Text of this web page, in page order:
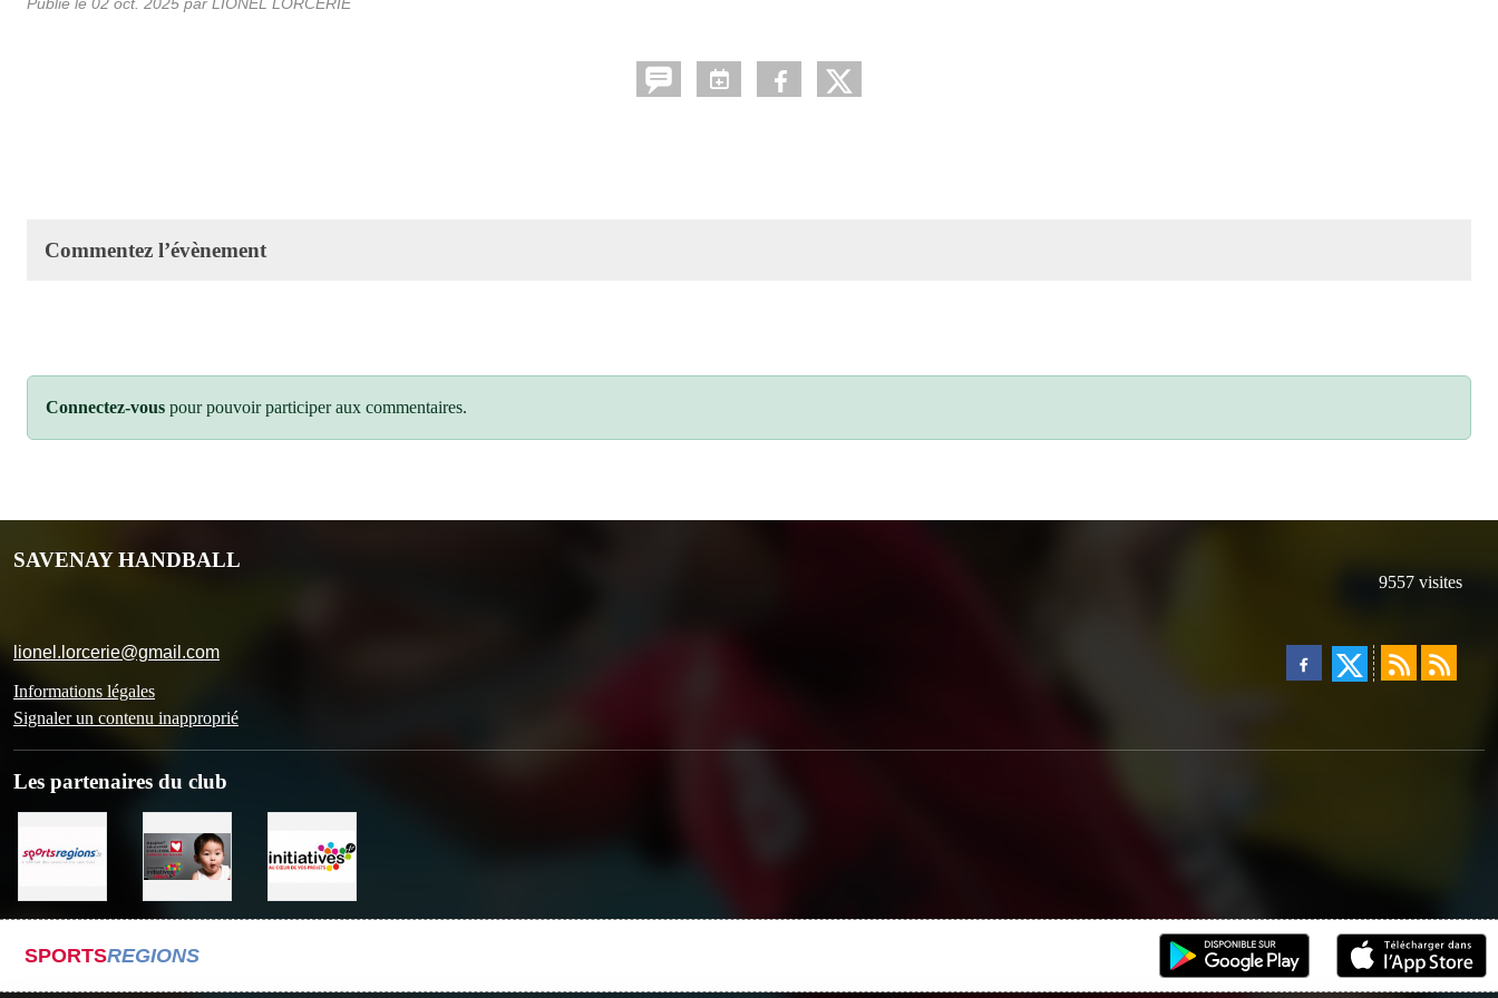
Commentez l’évènement
Connectez-vous pour pouvoir participer aux commentaires.
SAVENAY HANDBALL
lionel.lorcerie@gmail.com
Informations légales
Signaler un contenu inapproprié
9557 visites
Les partenaires du club
SPORTSREGIONS